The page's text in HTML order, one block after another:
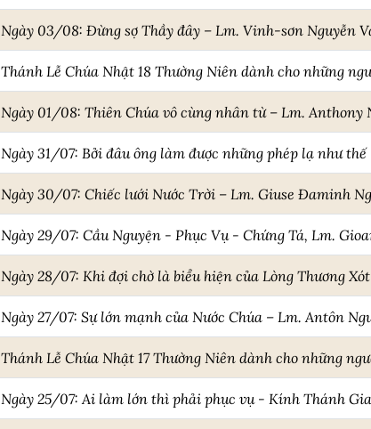
Ngày 03/08: Đừng sợ Thầy đây – Lm. Vinh-sơn Nguyễn
Thánh Lễ Chúa Nhật 18 Thường Niên dành cho những
Ngày 01/08: Thiên Chúa vô cùng nhân từ – Lm. Anthony
Ngày 31/07: Bởi đâu ông làm được những phép lạ như
Ngày 30/07: Chiếc lưới Nước Trời – Lm. Giuse Đaminh
Ngày 29/07: Cầu Nguyện - Phục Vụ - Chứng Tá, Lm.
Ngày 28/07: Khi đợi chờ là biểu hiện của Lòng Thương
Ngày 27/07: Sự lớn mạnh của Nước Chúa – Lm. Antôn
Thánh Lễ Chúa Nhật 17 Thường Niên dành cho những
Ngày 25/07: Ai làm lớn thì phải phục vụ - Kính Thánh